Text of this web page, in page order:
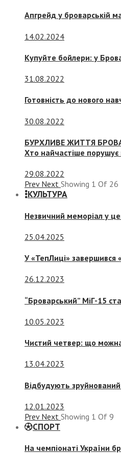
Апгрейд у броварській
14.02.2024
Купуйте бойлери: у
31.08.2022
Готовність до нового
30.08.2022
БУРХЛИВЕ ЖИТТЯ
Хто найчастіше
29.08.2022
Prev Next Showing 1 Of 26
КУЛЬТУРА
Незвичний меморіал у
25.04.2025
У «ТепЛиці»
26.12.2023
“Броварський” МіГ-15
10.05.2023
Чистий четвер: що
13.04.2023
Відбудують
12.01.2023
Prev Next Showing 1 Of 9
СПОРТ
На чемпіонаті України